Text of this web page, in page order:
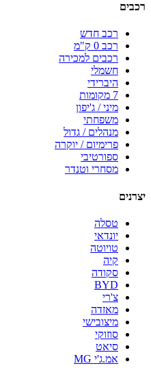
רכבים
רכב חדש
רכב 0 ק"מ
רכבים למכירה
חשמלי
היברידי
7 מקומות
מיני / ג'יפון
משפחתי
מנהלים / גדול
פרימיום / יוקרה
ספורטיבי
מסחרי וטנדר
יצרנים
טסלה
יונדאי
טויוטה
קיה
סקודה
BYD
צ'רי
מאזדה
מיצובישי
סוזוקי
סיאט
אמ.ג'י MG